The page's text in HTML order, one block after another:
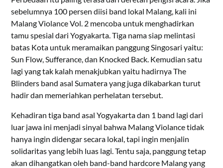
sebelumnya 100 persen diisi band lokal Malang, kali ini
Malang Violance Vol. 2 mencoba untuk menghadirkan
tamu spesial dari Yogyakarta. Tiga nama siap melintasi
batas Kota untuk meramaikan panggung Singosari yaitu:
Sun Flow, Sufferance, dan Knocked Back. Kemudian satu
lagi yang tak kalah menakjubkan yaitu hadirnya The
Blinders band asal Sumatera yang juga dikabarkan turut
hadir dan memeriahkan perhelatan tersebut.
Kehadiran tiga band asal Yogyakarta dan 1 band lagi dari
luar jawa ini menjadi sinyal bahwa Malang Violance tidak
hanya ingin didengar secara lokal, tapi ingin menjalin
solidaritas yang lebih luas lagi. Tentu saja, panggung tetap
akan dihangatkan oleh band-band hardcore Malang yang